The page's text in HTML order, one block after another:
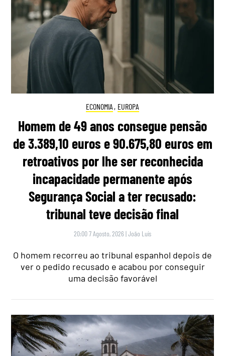
ECONOMIA , EUROPA
Homem de 49 anos consegue pensão
de 3.389,10 euros e 90.675,80 euros em
retroativos por lhe ser reconhecida
incapacidade permanente após
Segurança Social a ter recusado:
tribunal teve decisão final
20:00 7 Agosto, 2026 |João Luís
O homem recorreu ao tribunal espanhol depois de
ver o pedido recusado e acabou por conseguir
uma decisão favorável